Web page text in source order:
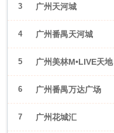
3 广州天河城
4 广州番禺天河城
5 广州美林M•LIVE天地
6 广州番禺万达广场
7 广州花城汇